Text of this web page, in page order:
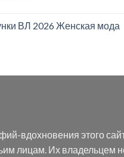
ВЛ 2026 Женская мода
вдохновения этого
лицам. Их владельцем